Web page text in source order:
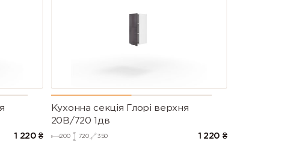
1 220 ₴
Кухонна секція Глорі верхня
20В/720 1дв
200 720 350 1 220 ₴